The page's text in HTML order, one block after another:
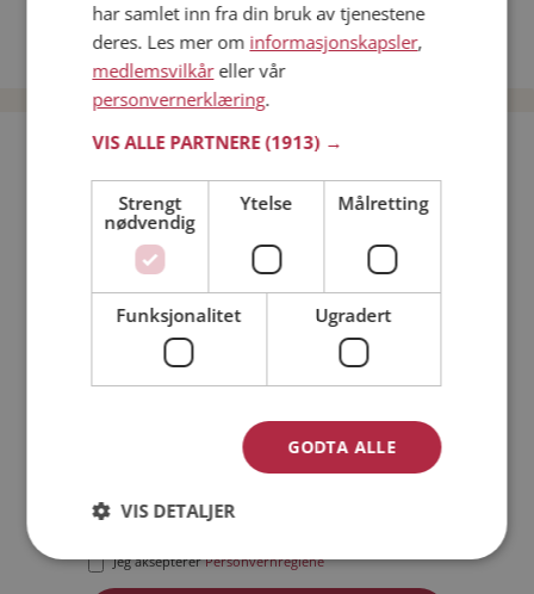
Date kvinner i Norge
Date menn i Norge
Bli medlem gratis!
Jeg er en:
Jeg akseptererPersonvernreglene
har samlet inn fra din bruk av tjenestene
deres. Les mer om informasjonskapsler,
medlemsvilkåreller vår
personvernerklæring.
VIS ALLE PARTNERE(1913) →
Strengt
nødvendig
Ytelse Målretting
Funksjonalitet Ugradert
GODTA ALLE
VIS DETALJER